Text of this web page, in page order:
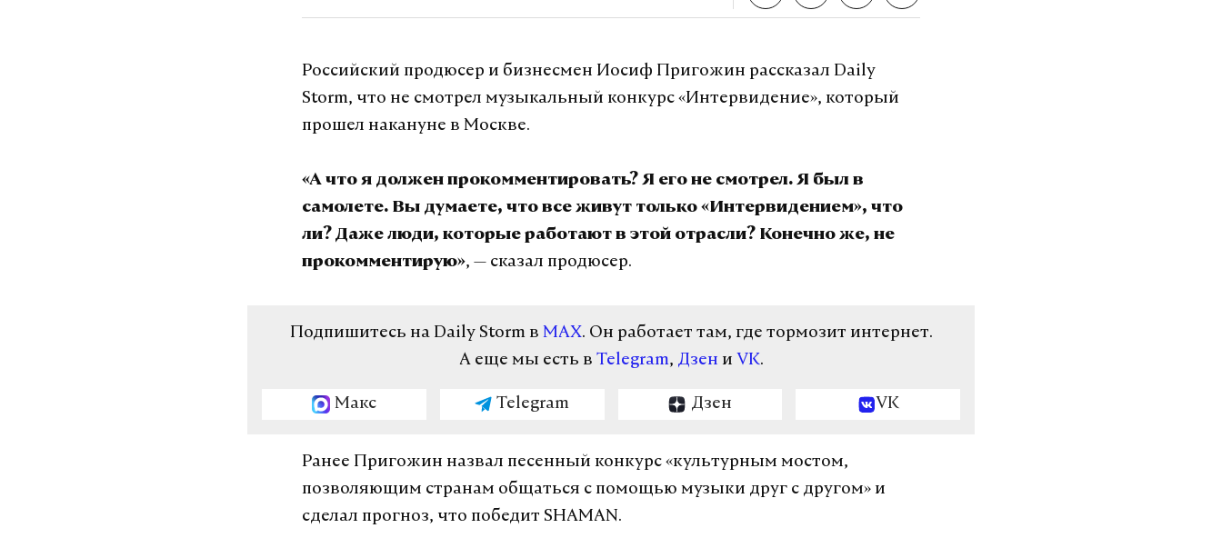
Российский продюсер и бизнесмен Иосиф Пригожин рассказал Daily
Storm, что не смотрел музыкальный конкурс «Интервидение», который
прошел накануне в Москве.
«А что я должен прокомментировать? Я его не смотрел. Я был в
самолете. Вы думаете, что все живут только «Интервидением», что
ли? Даже люди, которые работают в этой отрасли? Конечно же, не
прокомментирую», — сказал продюсер.
Подпишитесь на Daily Storm в MAX. Он работает там, где тормозит интернет.
А еще мы есть в Telegram, Дзен и VK.
Макс Telegram Дзен VK
Ранее Пригожин назвал песенный конкурс «культурным мостом,
позволяющим странам общаться с помощью музыки друг с другом» и
сделал прогноз, что победит SHAMAN.